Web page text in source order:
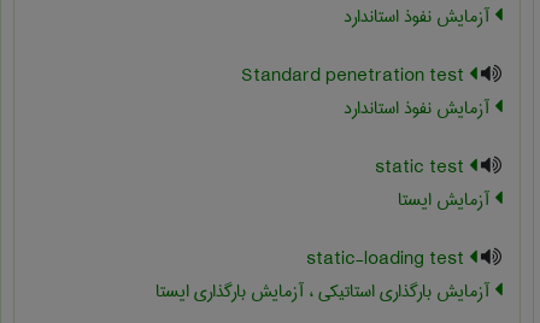
آزمايش نفوذ استاندارد
آزمایش نفوذ استاندارد
آزمایش ایستا
آزمایش بارگذاری استاتیکی ، آزمایش بارگذاری ایستا